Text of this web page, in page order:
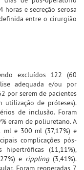
e secreção serosa
entre o cirurgião
excluídos 122 (60
adequada e/ou por
por serem de pacientes
utilização de próteses).
de inclusão. Foram
eram de poliuretano. A
ml e 300 ml (37,17%) e
complicações pós-
hipertróficas (11,11%),
e rippling (3,41%).
Foram reoperadas 7